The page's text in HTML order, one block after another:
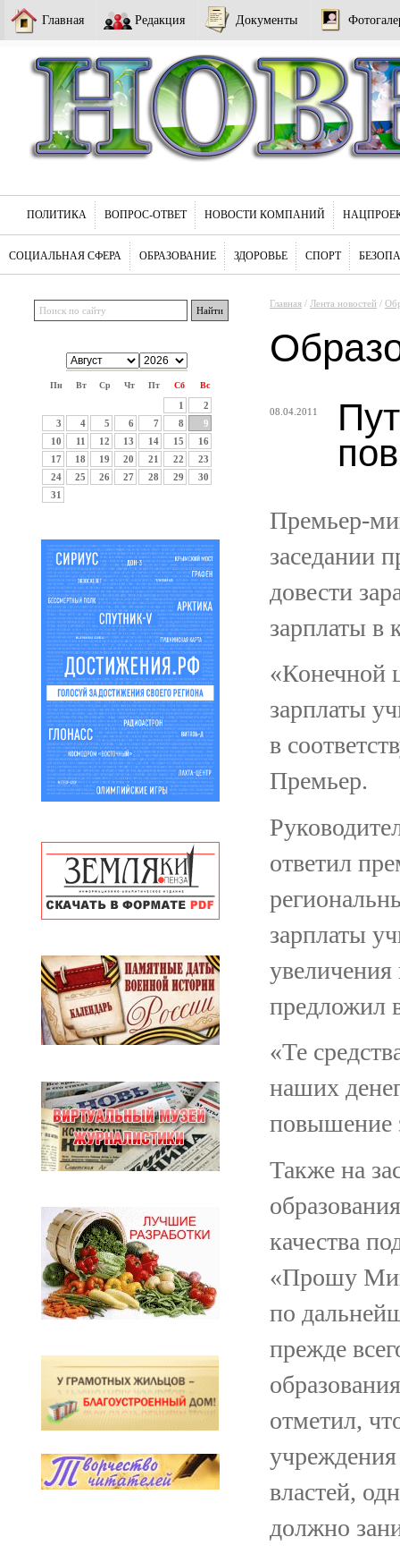
Главная Редакция Документы
ПОЛИТИКА ВОПРОС-ОТВЕТ НОВОСТИ КОМПАНИЙ
СОЦИАЛЬНАЯ СФЕРА ОБРАЗОВАНИЕ ЗДОРОВЬЕ СПОРТ
Пн Вт Ср Чт Пт Сб Вс
1
2
3
4 5 6 7 8
9
10
11 12 13 14 15
16
17
18 19 20 21 22
23
24
25 26 27 28 29
30
31
Главная / Лента новостей /
08.04.2011
Премьер-
заседании
довести
зарплаты в
«Конечной
зарплаты
в
Премьер.
ответил
зарплаты
предложил
«Те
наших
повышение
Также на
качества
«Прошу
по
прежде
отметил,
властей,
должно